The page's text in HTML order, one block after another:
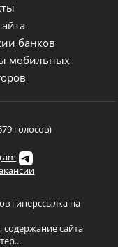
банков
мобильных
голосов)
гиперссылка на
содержание сайта